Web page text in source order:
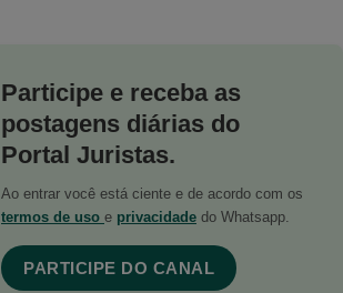
Participe e receba as
postagens diárias do
Portal Juristas.
Ao entrar você está ciente e de acordo com os
termos de uso e privacidade do Whatsapp.
PARTICIPE DO CANAL